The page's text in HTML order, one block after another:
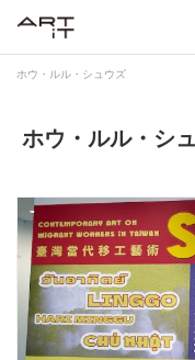
ホウ・ルル・シュウズ
ホウ・ルル・シ